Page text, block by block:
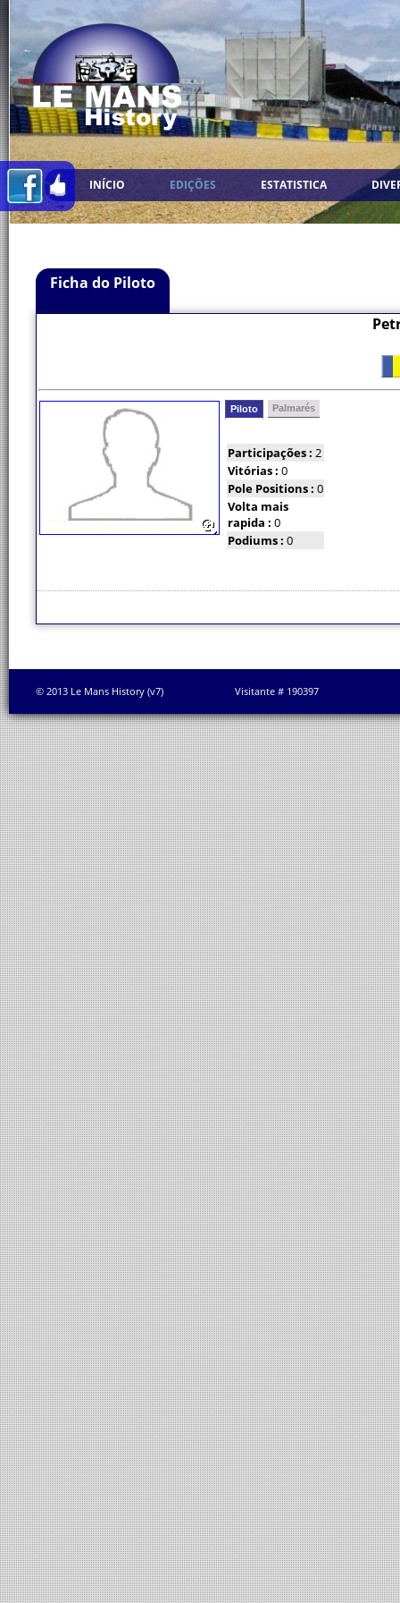
INÍCIO EDIÇÕES ESTATISTICA
Ficha do Piloto
Piloto Palmarés
Participações : 2
Vitórias : 0
Pole Positions : 0
Volta mais
rapida : 0
Podiums : 0
© 2013 Le Mans History (v7) Visitante # 190397